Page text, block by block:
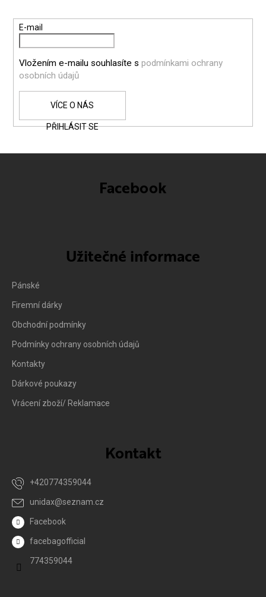
E-mail
Vložením e-mailu souhlasíte s podmínkami ochrany
osobních údajů
PŘIHLÁSIT SE
Facebook
Užitečné informace
Pánské
Firemní dárky
Obchodní podmínky
Podmínky ochrany osobních údajů
Kontakty
Dárkové poukazy
Vrácení zboží/ Reklamace
Kontakt
unidax@seznam.cz
+420774359044
Facebook
facebagofficial
774359044